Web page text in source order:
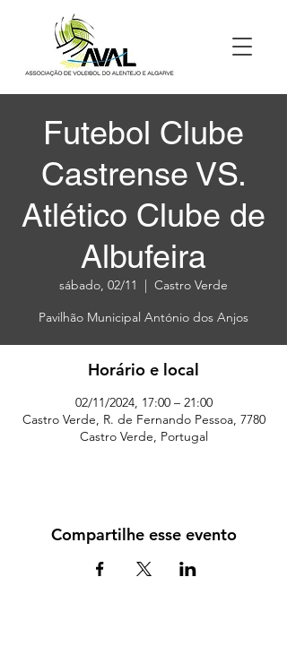
Futebol Clube
Castrense VS.
Atlético Clube de
Albufeira
sábado, 02/11
  |
Castro Verde
Pavilhão Municipal António dos Anjos
Horário e local
02/11/2024, 17:00 – 21:00
Castro Verde, R. de Fernando Pessoa, 7780
Castro Verde, Portugal
Compartilhe esse evento